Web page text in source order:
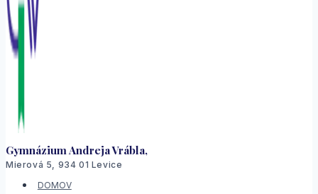
Gymnázium Andreja Vrábla,
Mierová 5, 934 01 Levice
DOMOV